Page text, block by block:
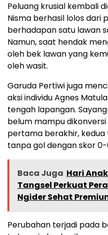
Peluang krusial kembali
Nisma berhasil lolos dari
berhadapan satu lawan
Namun, saat hendak
oleh bek lawan yang
oleh wasit.
Garuda Pertiwi juga
aksi individu Agnes
tengah lapangan.
belum mampu
pertama berakhir,
tanpa gol dengan skor 0-
Baca Juga Hari
Tangsel Perkuat
Ngider Sehat
Perubahan terjadi pada